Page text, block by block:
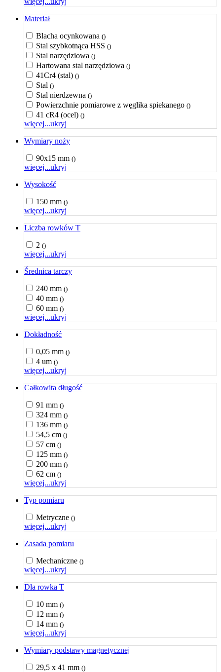
Materiał
Blacha ocynkowana ()
Stal szybkotnąca HSS ()
Stal narzędziowa ()
Hartowana stal narzędziowa ()
41Cr4 (stal) ()
Stal ()
Stal nierdzewna ()
Powierzchnie pomiarowe z węglika spiekanego ()
41 cR4 (ocel) ()
więcej...ukryj
Wymiary noży
90x15 mm ()
więcej...ukryj
Wysokość
150 mm ()
więcej...ukryj
Liczba rowków T
2 ()
więcej...ukryj
Średnica tarczy
240 mm ()
40 mm ()
60 mm ()
więcej...ukryj
Dokładność
0,05 mm ()
4 um ()
więcej...ukryj
Całkowita długość
91 mm ()
324 mm ()
136 mm ()
54,5 cm ()
57 cm ()
125 mm ()
200 mm ()
62 cm ()
więcej...ukryj
Typ pomiaru
Metryczne ()
więcej...ukryj
Zasada pomiaru
Mechaniczne ()
więcej...ukryj
Dla rowka T
10 mm ()
12 mm ()
14 mm ()
więcej...ukryj
Wymiary podstawy magnetycznej
29,5 x 41 mm ()